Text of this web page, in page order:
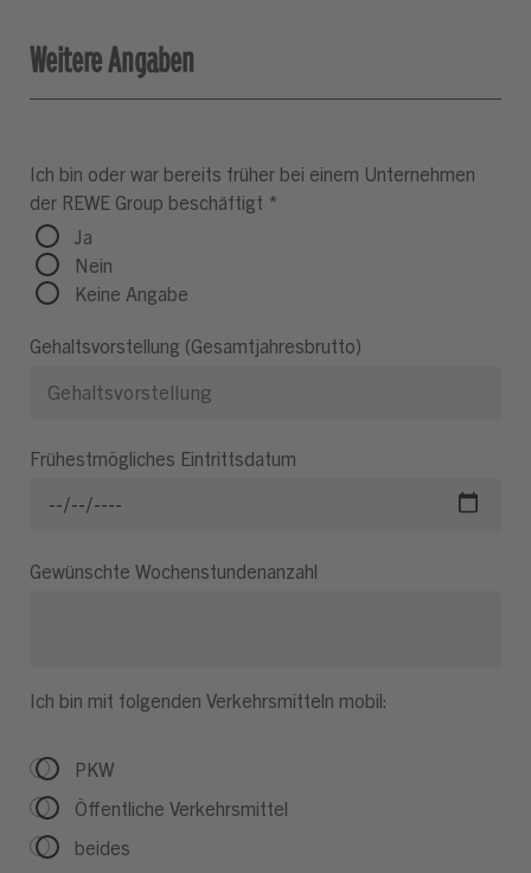
Weitere Angaben
Ich bin oder war bereits früher bei einem Unternehmen
der REWE Group beschäftigt *
Ja
Nein
Keine Angabe
Gehaltsvorstellung (Gesamtjahresbrutto)
Frühestmögliches Eintrittsdatum
Gewünschte Wochenstundenanzahl
Ich bin mit folgenden Verkehrsmitteln mobil:
PKW
Öffentliche Verkehrsmittel
beides